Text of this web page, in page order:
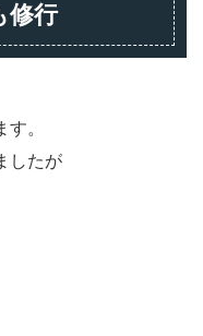
修行
。
したが